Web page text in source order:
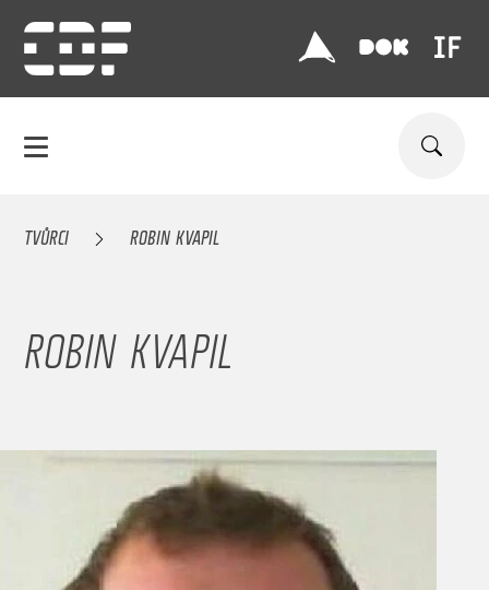
TVŮRCI ROBIN KVAPIL
ROBIN KVAPIL